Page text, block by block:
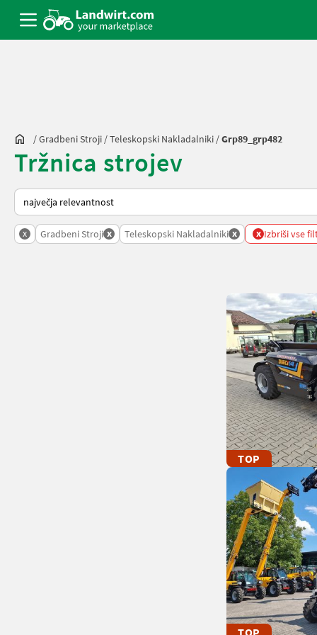
/Gradbeni Stroji /Teleskopski Nakladalniki /Grp89_grp482
Tržnica strojev
Tako je razvrščeno na Landwirt.com
x Gradbeni Stroji x Teleskopski Nakladalniki x x Izbriši vse
TOP
TOP